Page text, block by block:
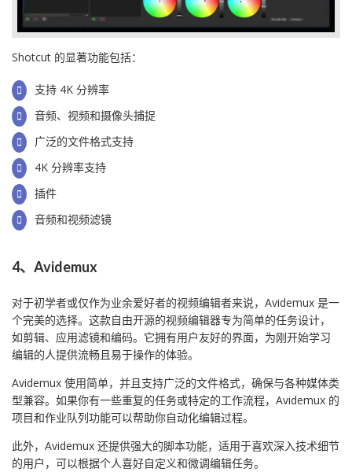
Shotcut 的显著功能包括：
支持 4K 分辨率
音频、视频和摄像头捕捉
广泛的文件格式支持
4K 分辨率支持
插件
音频和视频滤镜
4、Avidemux
对于初学者或仅作为业余爱好者的视频编辑者来说，Avidemux 是一
个完美的选择。这款自由开源的视频编辑器专为简单的任务设计，
如剪辑、应用滤镜和编码。它拥有用户友好的界面，为刚开始学习
编辑的人提供流畅且易于操作的体验。
Avidemux 使用简单，并且支持广泛的文件格式，确保与各种媒体类
型兼容。如果你有一些重复的任务或特定的工作流程，Avidemux 的
项目和作业队列功能可以帮助你自动化编辑过程。
此外，Avidemux 还提供强大的脚本功能，适用于喜欢深入技术细节
的用户，可以根据个人喜好自定义和微调编辑任务。